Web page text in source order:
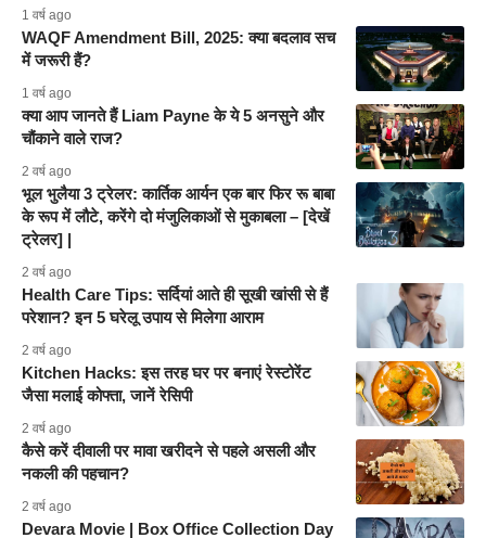
1 वर्ष ago
WAQF Amendment Bill, 2025: क्या बदलाव सच
में जरूरी हैं?
1 वर्ष ago
क्या आप जानते हैं Liam Payne के ये 5 अनसुने और
चौंकाने वाले राज?
2 वर्ष ago
भूल भुलैया 3 ट्रेलर: कार्तिक आर्यन एक बार फिर रू बाबा
के रूप में लौटे, करेंगे दो मंजुलिकाओं से मुकाबला – [देखें
ट्रेलर] |
2 वर्ष ago
Health Care Tips: सर्दियां आते ही सूखी खांसी से हैं
परेशान? इन 5 घरेलू उपाय से मिलेगा आराम
2 वर्ष ago
Kitchen Hacks: इस तरह घर पर बनाएं रेस्टोरेंट
जैसा मलाई कोफ्ता, जानें रेसिपी
2 वर्ष ago
कैसे करें दीवाली पर मावा खरीदने से पहले असली और
नकली की पहचान?
2 वर्ष ago
Devara Movie | Box Office Collection Day